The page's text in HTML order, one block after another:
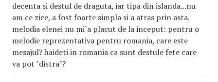
decenta si destul de draguta, iar tipa din islanda...nu
am ce zice, a fost foarte simpla si a atras prin asta.
melodia elenei nu mi`a placut de la inceput: pentru o
melodie reprezentativa pentru romania, care este
mesajul? haideti in romania ca sunt destule fete care
va pot "distra"?